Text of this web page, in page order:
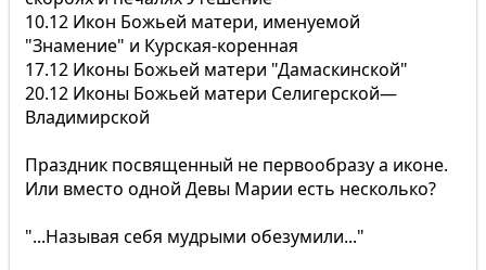
10.12 Икон Божьей матери, именуемой
"Знамение" и Курская-коренная
17.12 Иконы Божьей матери "Дамаскинской"
20.12 Иконы Божьей матери Селигерской—
Владимирской
Праздник посвященный не первообразу а иконе.
Или вместо одной Девы Марии есть несколько?
"...Называя себя мудрыми обезумили..."